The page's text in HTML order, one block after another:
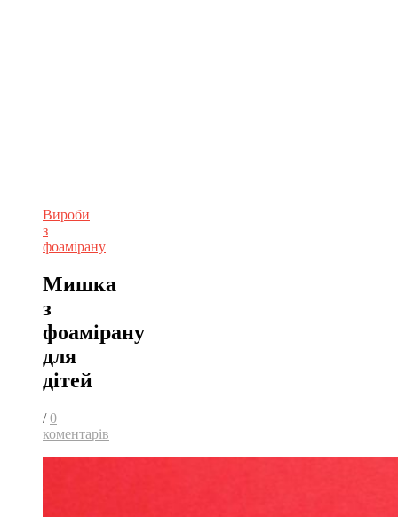
Вироби
з
фоамірану
Мишка
з
фоамірану
для
дітей
/ 0
коментарів